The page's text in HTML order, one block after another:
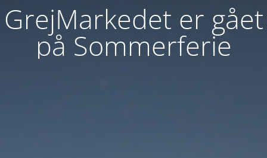
GrejMarkedet er gået
på Sommerferie